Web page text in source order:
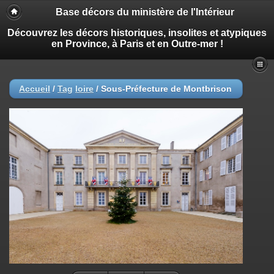
Base décors du ministère de l'Intérieur
Découvrez les décors historiques, insolites et atypiques
en Province, à Paris et en Outre-mer !
Accueil / Tag loire / Sous-Préfecture de Montbrison